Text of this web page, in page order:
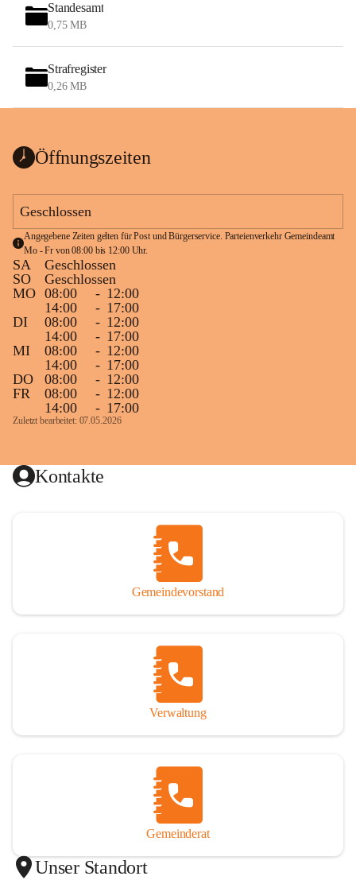
Standesamt
0,75 MB
Strafregister
0,26 MB
Öffnungszeiten
Geschlossen
Angegebene Zeiten gelten für Post und Bürgerservice. Parteienverkehr Gemeindeamt
Mo - Fr von 08:00 bis 12:00 Uhr.
SA
Geschlossen
SO
Geschlossen
MO 08:00 - 12:00
14:00
- 17:00
DI
08:00 - 12:00
14:00
- 17:00
MI
08:00 - 12:00
14:00
- 17:00
DO
08:00 - 12:00
FR
08:00 - 12:00
14:00
- 17:00
Zuletzt bearbeitet: 07.05.2026
Kontakte
Gemeindevorstand
Verwaltung
Gemeinderat
Unser Standort